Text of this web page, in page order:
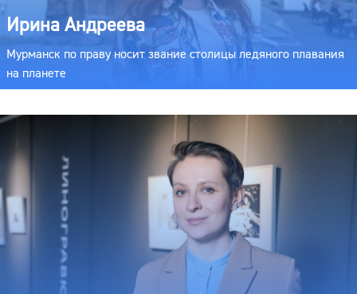
Ирина Андреева
Мурманск по праву носит звание столицы ледяного плавания
на планете